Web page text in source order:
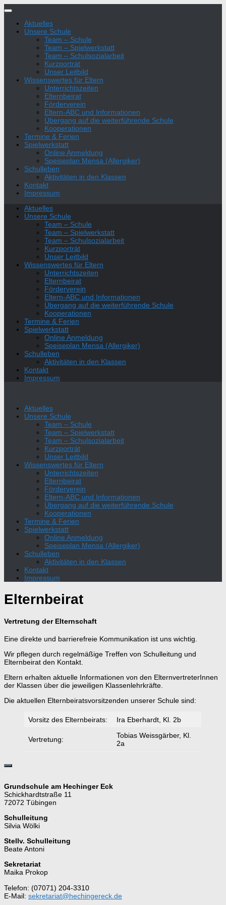
Zum
springenAktuelles
Unsere Schule
Team – Schule
Team – Spielwerkstatt
Team – Schulsozialarbeit
Kurzporträt
Unser Leitbild
Wissenswertes für Eltern
Unterrichtszeiten
Elternbeirat
Förderverein
Eltern-ABC und Informationen
Übergang auf die weiterführende Schule
Kooperationen
Termine & Ferien
Spielwerkstatt
Online Anmeldung
Speiseplan Mensa (Allergiker)
Schulleben
Aktivitäten in den Klassen
Kontakt
Impressum
Aktuelles
Unsere Schule
Team – Schule
Team – Spielwerkstatt
Team – Schulsozialarbeit
Kurzporträt
Unser Leitbild
Wissenswertes für Eltern
Unterrichtszeiten
Elternbeirat
Förderverein
Eltern-ABC und Informationen
Übergang auf die weiterführende Schule
Kooperationen
Termine & Ferien
Spielwerkstatt
Online Anmeldung
Speiseplan Mensa (Allergiker)
Schulleben
Aktivitäten in den Klassen
Kontakt
Impressum
Aktuelles
Unsere Schule
Team – Schule
Team – Spielwerkstatt
Team – Schulsozialarbeit
Kurzporträt
Unser Leitbild
Wissenswertes für Eltern
Unterrichtszeiten
Elternbeirat
Förderverein
Eltern-ABC und Informationen
Übergang auf die weiterführende Schule
Kooperationen
Termine & Ferien
Spielwerkstatt
Online Anmeldung
Speiseplan Mensa (Allergiker)
Schulleben
Aktivitäten in den Klassen
Kontakt
Impressum
Elternbeirat
Vertretung der Elternschaft
Eine direkte und barrierefreie Kommunikation ist uns wichtig.
Wir pflegen durch regelmäßige Treffen von Schulleitung und
Elternbeirat den Kontakt.
Eltern erhalten aktuelle Informationen von den ElternvertreterInnen
der Klassen über die jeweiligen Klassenlehrkräfte.
Die aktuellen Elternbeiratsvorsitzenden unserer Schule sind:
Vorsitz des Elternbeirats: Ira Eberhardt, Kl. 2b
Vertretung:
Tobias Weissgärber, Kl.
2a
Grundschule am Hechinger Eck
Schickhardtstraße 11
72072 Tübingen
Schulleitung
Silvia Wölki
Stellv. Schulleitung
Beate Antoni
Sekretariat
Maika Prokop
Telefon: (07071) 204-3310
E-Mail: sekretariat@hechingereck.de